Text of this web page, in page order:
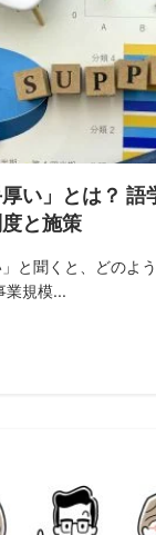
い」とは？ 語
と施策
」と聞くと、どのよ
業規模...